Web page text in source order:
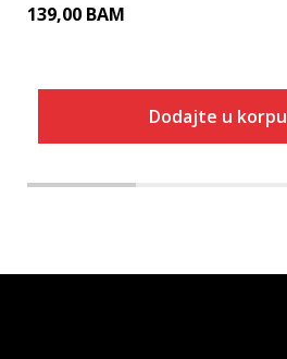
139,00 BAM
Dodajte u korpu